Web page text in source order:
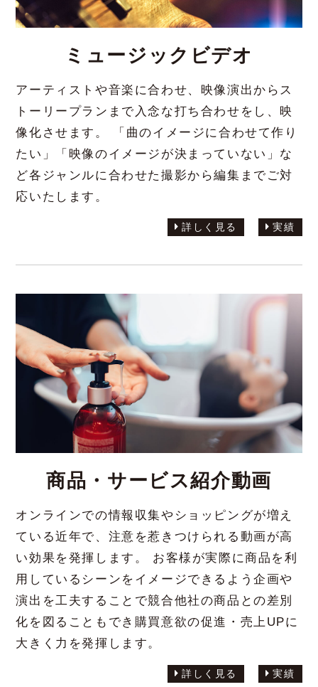
ミュージックビデオ
アーティストや音楽に合わせ、映像演出からス
トーリープランまで入念な打ち合わせをし、映
像化させます。 「曲のイメージに合わせて作り
たい」「映像のイメージが決まっていない」な
ど各ジャンルに合わせた撮影から編集までご対
応いたします。
詳しく見る 実績
商品・サービス紹介動画
オンラインでの情報収集やショッピングが増え
ている近年で、注意を惹きつけられる動画が高
い効果を発揮します。 お客様が実際に商品を利
用しているシーンをイメージできるよう企画や
演出を工夫することで競合他社の商品との差別
化を図ることもでき購買意欲の促進・売上UPに
大きく力を発揮します。
詳しく見る 実績